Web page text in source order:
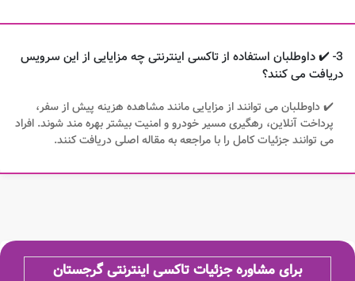
3- ✔️ داوطلبان استفاده از تاکسی اینترنتی چه مزایایی از این سرویس
دریافت می کنند؟
✔️ داوطلبان می توانند از مزایایی مانند مشاهده هزینه پیش از سفر،
پرداخت آنلاین، رهگیری مسیر خودرو و امنیت بیشتر بهره مند شوند. افراد
می توانند جزئیات کامل را با مراجعه به مقاله اصلی دریافت کنند.
برای مشاوره جزئیات تاکسی اینترنتی گرجستان